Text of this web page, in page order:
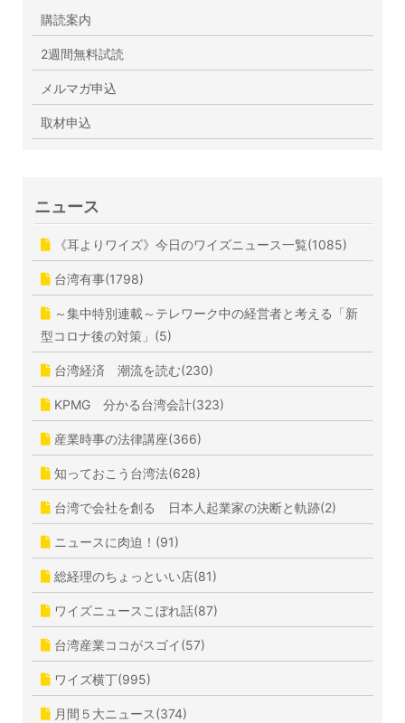
購読案内
2週間無料試読
メルマガ申込
取材申込
ニュース
《耳よりワイズ》今日のワイズニュース一覧(1085)
台湾有事(1798)
～集中特別連載～テレワーク中の経営者と考える「新
型コロナ後の対策」(5)
台湾経済 潮流を読む(230)
KPMG 分かる台湾会計(323)
産業時事の法律講座(366)
知っておこう台湾法(628)
台湾で会社を創る 日本人起業家の決断と軌跡(2)
ニュースに肉迫！(91)
総経理のちょっといい店(81)
ワイズニュースこぼれ話(87)
台湾産業ココがスゴイ(57)
ワイズ横丁(995)
月間５大ニュース(374)